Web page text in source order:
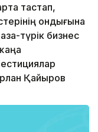
тастап,
ондығына
түрік бизнес
Қайыров